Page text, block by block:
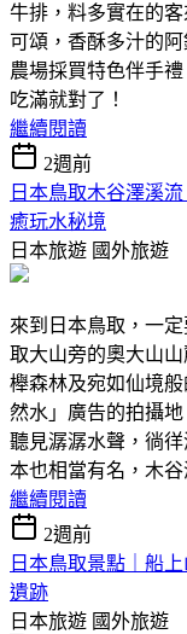
牛排，料多實在的
可頌，香酥多汁的
農場採買特色伴手
吃滿就對了！
繼續閱讀
2週前
日本鳥取木谷澤溪
癒玩水秘境
日本旅遊 國外旅遊
來到日本鳥取，一
取大山旁的奧大山
櫸森林及宛如仙境
然水」廣告的拍攝
聽見潺潺水聲，徜
本也相當有名，木
繼續閱讀
2週前
日本鳥取景點｜船
遺跡
日本旅遊 國外旅遊